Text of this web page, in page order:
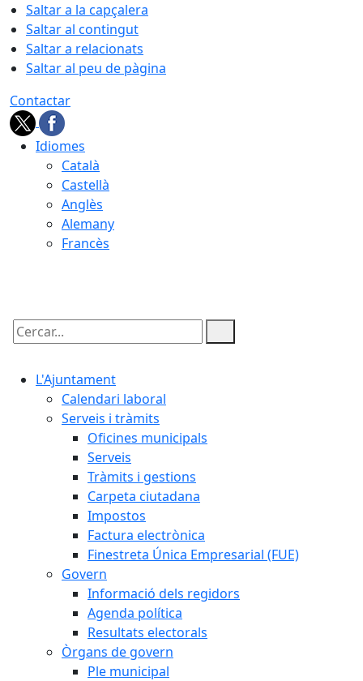
Saltar a la capçalera
Saltar al contingut
Saltar a relacionats
Saltar al peu de pàgina
Contactar
Idiomes
Català
Castellà
Anglès
Alemany
Francès
Cercar:
L'Ajuntament
Calendari laboral
Serveis i tràmits
Oficines municipals
Serveis
Tràmits i gestions
Carpeta ciutadana
Impostos
Factura electrònica
Finestreta Única Empresarial (FUE)
Govern
Informació dels regidors
Agenda política
Resultats electorals
Òrgans de govern
Ple municipal